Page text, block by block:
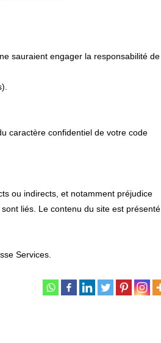
sauraient engager la responsabilité de
caractère confidentiel de votre code
ou indirects, et notamment préjudice
liés. Le contenu du site est présenté
Services.